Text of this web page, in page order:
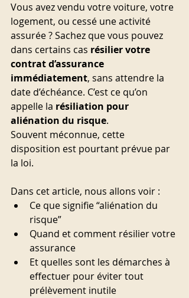
Vous avez vendu votre voiture, votre
logement, ou cessé une activité
assurée ? Sachez que vous pouvez
dans certains cas résilier votre
contrat d’assurance
immédiatement, sans attendre la
date d’échéance. C’est ce qu’on
appelle la résiliation pour
aliénation du risque.
Souvent méconnue, cette
disposition est pourtant prévue par
la loi.
Dans cet article, nous allons voir :
Ce que signifie “aliénation du
risque”
Quand et comment résilier votre
assurance
Et quelles sont les démarches à
effectuer pour éviter tout
prélèvement inutile